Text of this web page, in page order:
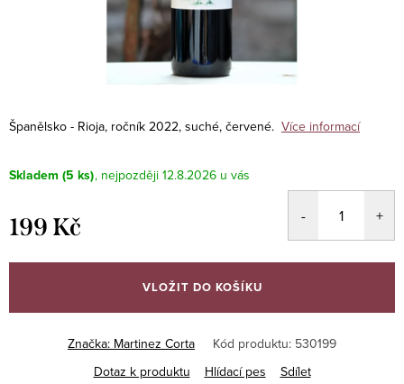
Španělsko - Rioja, ročník 2022, suché, červené. Více informací
Skladem (5 ks) 12.8.2026
199 Kč
cena:
VLOŽIT DO KOŠÍKU
Značka: Martinez Corta Kód produktu: 530199
Dotaz k produktu
Hlídací pes Sdílet